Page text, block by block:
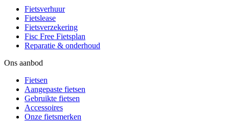
Fietsverhuur
Fietslease
Fietsverzekering
Fisc Free Fietsplan
Reparatie & onderhoud
Ons aanbod
Fietsen
Aangepaste fietsen
Gebruikte fietsen
Accessoires
Onze fietsmerken